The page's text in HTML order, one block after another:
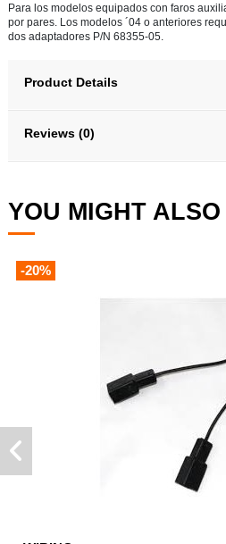
Para los modelos equipados con faros
por pares. Los modelos ´04 o anteriores
dos adaptadores P/N 68355-05.
Product Details
Reviews (0)
YOU MIGHT
-20%